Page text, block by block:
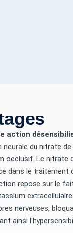
action
neurale du nitrate
occlusif. Le nitrate
dans le traitement
repose sur le
nerveuses,
ainsi